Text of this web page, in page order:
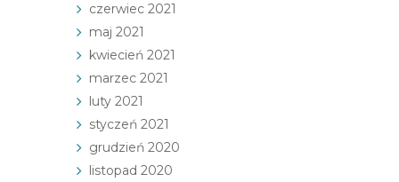
czerwiec 2021
maj 2021
kwiecień 2021
marzec 2021
luty 2021
styczeń 2021
grudzień 2020
listopad 2020